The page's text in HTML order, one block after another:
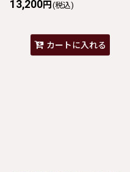
13,200円 (税込)
カートに入れる